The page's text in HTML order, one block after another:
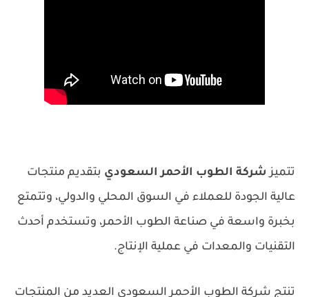
تتميز شركة الطوب الأحمر السعودي بتقديم منتجات
عالية الجودة للعملاء في السوق المحلي والدولي، وتتمتع
بخبرة واسعة في صناعة الطوب الأحمر، وتستخدم أحدث
التقنيات والمعدات في عملية الإنتاج.
تنتج شركة الطوب الأحمر السعودي العديد من المنتجات